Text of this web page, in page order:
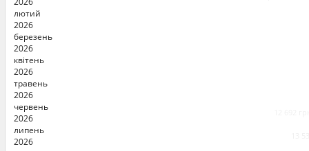
лютий
2026
березень
2026
квітень
2026
травень
2026
червень
2026
липень
2026